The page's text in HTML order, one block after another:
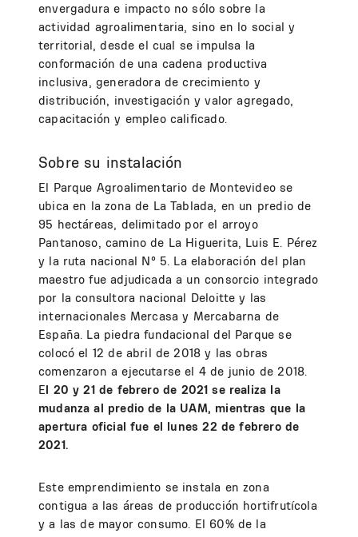
envergadura e impacto no sólo sobre la
actividad agroalimentaria, sino en lo social y
territorial, desde el cual se impulsa la
conformación de una cadena productiva
inclusiva, generadora de crecimiento y
distribución, investigación y valor agregado,
capacitación y empleo calificado.
Sobre su instalación
El Parque Agroalimentario de Montevideo se
ubica en la zona de La Tablada, en un predio de
95 hectáreas, delimitado por el arroyo
Pantanoso, camino de La Higuerita, Luis E. Pérez
y la ruta nacional N° 5. La elaboración del plan
maestro fue adjudicada a un consorcio integrado
por la consultora nacional Deloitte y las
internacionales Mercasa y Mercabarna de
España. La piedra fundacional del Parque se
colocó el 12 de abril de 2018 y las obras
comenzaron a ejecutarse el 4 de junio de 2018.
El 20 y 21 de febrero de 2021 se realiza la
mudanza al predio de la UAM, mientras que la
apertura oficial fue el lunes 22 de febrero de
2021.
Este emprendimiento se instala en zona
contigua a las áreas de producción hortifrutícola
y a las de mayor consumo. El 60% de la